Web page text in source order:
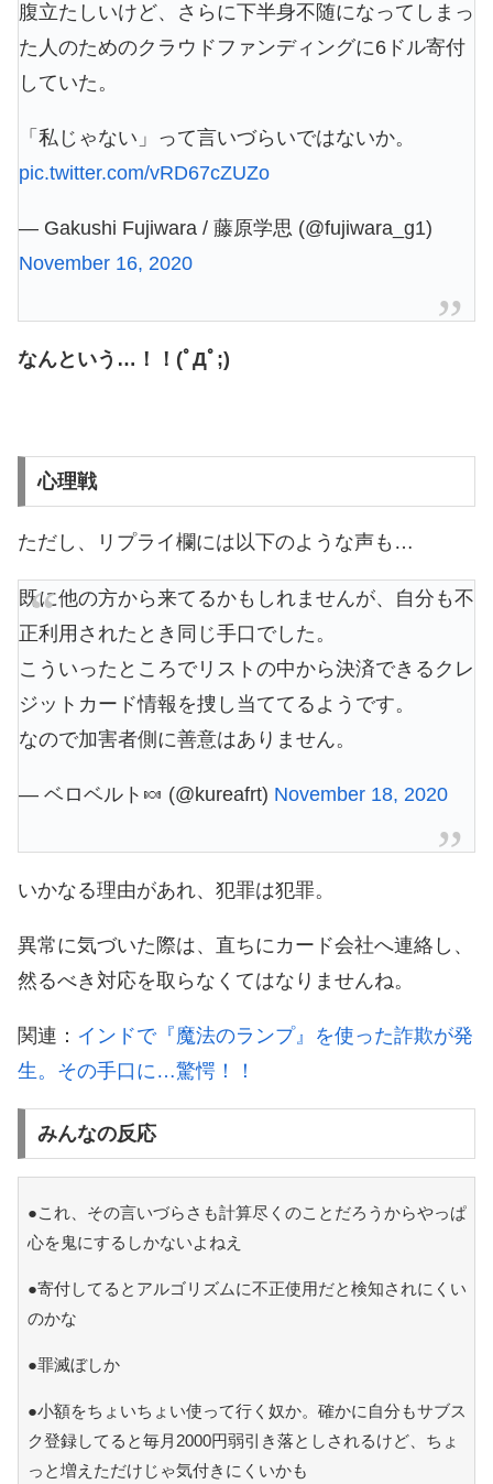
腹立たしいけど、さらに下半身不随になってしまっ
た人のためのクラウドファンディングに6ドル寄付
していた。
「私じゃない」って言いづらいではないか。
pic.twitter.com/vRD67cZUZo
— Gakushi Fujiwara / 藤原学思 (@fujiwara_g1)
November 16, 2020
なんという…！！(ﾟДﾟ;)
心理戦
ただし、リプライ欄には以下のような声も…
既に他の方から来てるかもしれませんが、自分も不
正利用されたとき同じ手口でした。
こういったところでリストの中から決済できるクレ
ジットカード情報を捜し当ててるようです。
なので加害者側に善意はありません。
— ベロベルト🍬 (@kureafrt) November 18, 2020
いかなる理由があれ、犯罪は犯罪。
異常に気づいた際は、直ちにカード会社へ連絡し、
然るべき対応を取らなくてはなりませんね。
関連： インドで『魔法のランプ』を使った詐欺が発
生。その手口に…驚愕！！
みんなの反応
●これ、その言いづらさも計算尽くのことだろうからやっぱ
心を鬼にするしかないよねえ
●寄付してるとアルゴリズムに不正使用だと検知されにくい
のかな
●罪滅ぼしか
●小額をちょいちょい使って行く奴か。確かに自分もサブス
ク登録してると毎月2000円弱引き落としされるけど、ちょ
っと増えただけじゃ気付きにくいかも